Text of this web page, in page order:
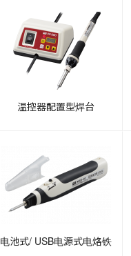
温控器配置型焊台
电池式/ USB电源式电烙铁